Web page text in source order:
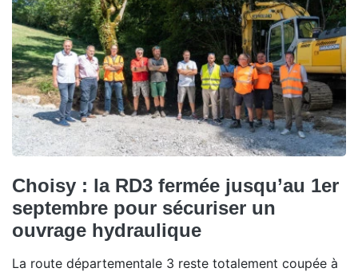
Choisy : la RD3 fermée jusqu’au 1er
septembre pour sécuriser un
ouvrage hydraulique
La route départementale 3 reste totalement coupée à